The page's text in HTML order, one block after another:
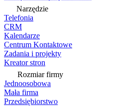
Narzędzie
Telefonia
CRM
Kalendarze
Centrum Kontaktowe
Zadania i projekty
Kreator stron
Rozmiar firmy
Jednoosobowa
Mała firma
Przedsiębiorstwo